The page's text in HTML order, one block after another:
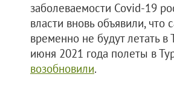
заболеваемости Covid-19
власти вновь объявили, что
временно не будут летать в
июня 2021 года полеты в
возобновили.